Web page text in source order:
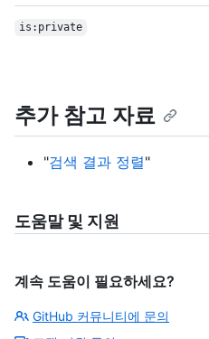
is:private
추가 참고 자료
"검색 결과 정렬"
도움말 및 지원
계속 도움이 필요하세요?
GitHub 커뮤니티에 문의